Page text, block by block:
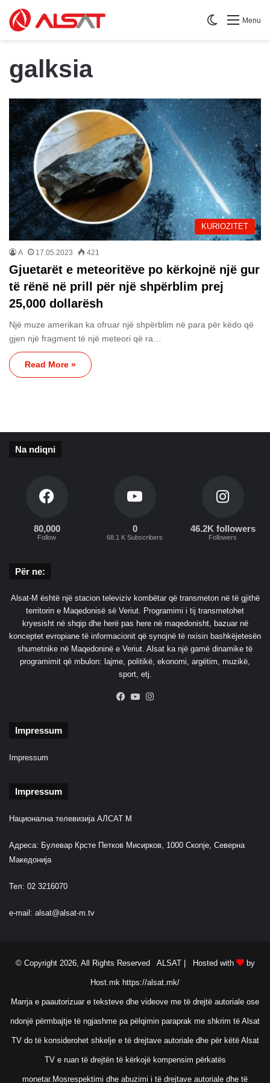
Menu
Switch skin
galksia
KURIOZITET
A 17.05.2023 421
Gjuetarët e meteoritëve po kërkojnë një gur
të rënë në prill për një shpërblim prej
25,000 dollarësh
Një muze amerikan ka ofruar një shpërblim në para për këdo që
gjen një fragment të një meteori që ra…
Read More »
Na ndiqni
80,000
Follow
0
68.1 K Subscribers
46.2K followers
Followers
Për ne:
Alsat-M është një stacion televiziv kombëtar që transmeton në të gjithë
territorin e Maqedonisë së Veriut. Programimi i tij transmetohet
kryesisht në shqip dhe herë pas here në maqedonisht, bazuar në
konceptet evropiane të informacionit që synojnë të nxisin bashkëjetesën
shumetnike në Maqedoninë e Veriut. Alsat ka një gamë dinamike të
programimit që mbulon: lajme, politikë, ekonomi, argëtim, muzikë,
sport, etj.
Facebook
YouTube
Impressum
Impressum
Impressum
Национална телевизија АЛСАТ М
Адреса: Булевар Крсте Петков Мисирков, 1000 Скопје, Северна
Македонија
Тел: 02 3216070
e-mail: alsat@alsat-m.tv
© Copyright 2026, All Rights Reserved ALSAT | Hosted with by
Host.mk https://alsat.mk/
Marrja e paautorizuar e teksteve dhe videove me të drejtë autoriale ose
ndonjë përmbajtje të ngjashme pa pëlqimin paraprak me shkrim të Alsat
TV do të konsiderohet shkelje e të drejtave autoriale dhe për këtë Alsat
TV e ruan të drejtën të kërkojë kompensim përkatës
monetar.Mosrespektimi dhe abuzimi i të drejtave autoriale dhe të